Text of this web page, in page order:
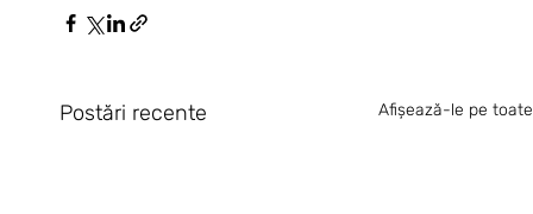
Postări recente Afișează-le pe toate